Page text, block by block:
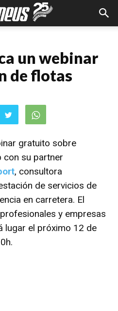
un webinar
de flotas
gratuito sobre
con su partner
, consultora
de servicios de
en carretera. El
y empresas
lugar el próximo 12 de